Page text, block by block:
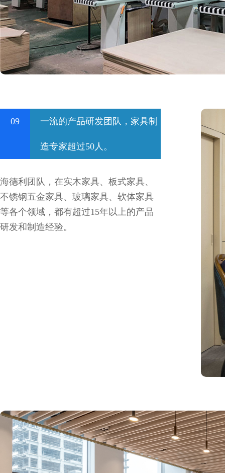
09 一流的产品研发团队，家具制
造专家超过50人。
海德利团队，在实木家具、板式家具、
不锈钢五金家具、玻璃家具、软体家具
等各个领域，都有超过15年以上的产品
研发和制造经验。